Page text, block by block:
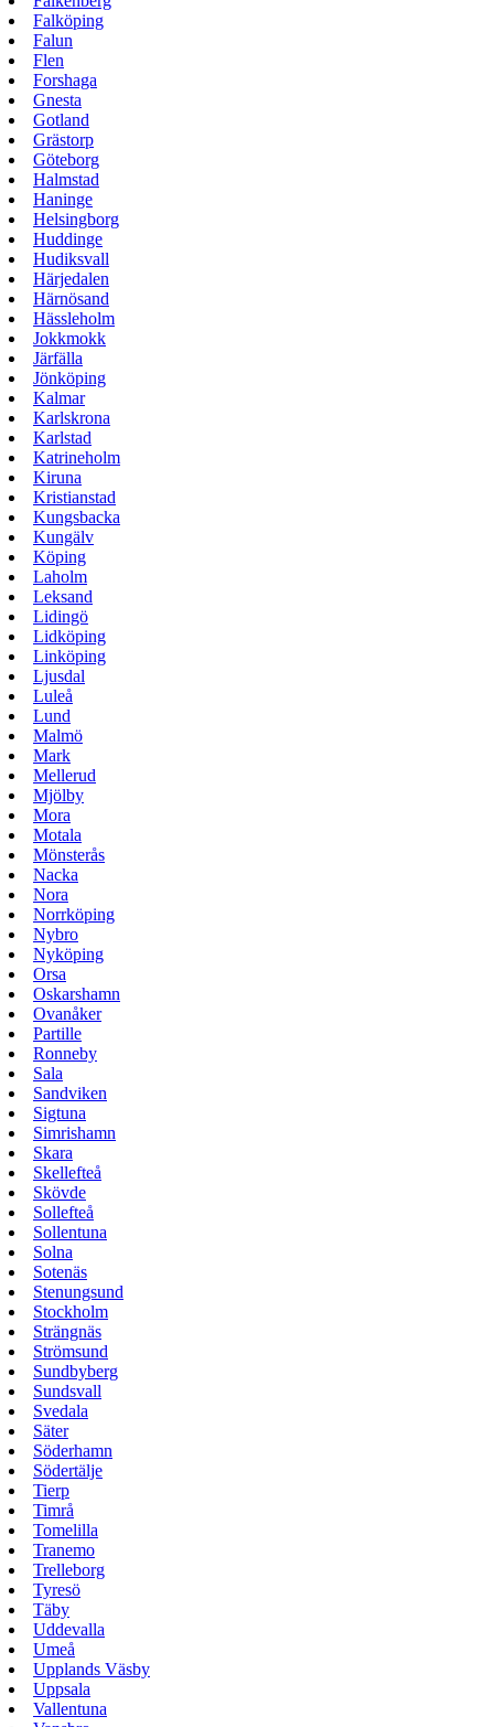
Falköping
Falun
Flen
Forshaga
Gnesta
Gotland
Grästorp
Göteborg
Halmstad
Haninge
Helsingborg
Huddinge
Hudiksvall
Härjedalen
Härnösand
Hässleholm
Jokkmokk
Järfälla
Jönköping
Kalmar
Karlskrona
Karlstad
Katrineholm
Kiruna
Kristianstad
Kungsbacka
Kungälv
Köping
Laholm
Leksand
Lidingö
Lidköping
Linköping
Ljusdal
Luleå
Lund
Malmö
Mark
Mellerud
Mjölby
Mora
Motala
Mönsterås
Nacka
Nora
Norrköping
Nybro
Nyköping
Orsa
Oskarshamn
Ovanåker
Partille
Ronneby
Sala
Sandviken
Sigtuna
Simrishamn
Skara
Skellefteå
Skövde
Sollefteå
Sollentuna
Solna
Sotenäs
Stenungsund
Stockholm
Strängnäs
Strömsund
Sundbyberg
Sundsvall
Svedala
Säter
Söderhamn
Södertälje
Tierp
Timrå
Tomelilla
Tranemo
Trelleborg
Tyresö
Täby
Uddevalla
Umeå
Upplands Väsby
Uppsala
Vallentuna